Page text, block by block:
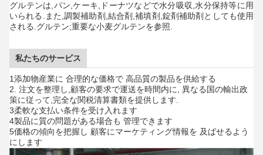
グルテンは,パン,ケーキ,ドーナツなどで水分吸収,水分保持等に用
いられる.また,調製補助剤,結合剤,補填剤,錠剤補助剤としても使用
される.グルテン;重要な小麦グルテンを参照.
私たちのサービス
1添加物産業に 合理的な価格で 高品質の製品を供給する
2. 注文を整理し,顧客の要求で運送を時間内に, 異なる国の輸出政
策に従って,完全な関税清算書類を提供します.
3柔軟な支払い条件を受け入れます
4製品に質の問題がある場合も 管理できます
5価格の傾向を把握し 顧客にマーケティング情報を 及ばせるよう
にします